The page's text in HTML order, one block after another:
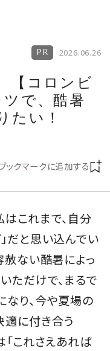
2026.06.26
【コロンビ
で、酷暑
たい！
ブックマークに追加する
これまで、自分
だと思い込んでい
赦ない酷暑によっ
ただけで、まるで
り、今や夏場の
に付き合う
「これさえあれば